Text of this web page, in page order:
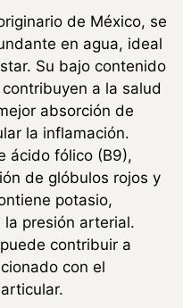
de México, se
en agua, ideal
Su bajo contenido
a la salud
absorción de
la inflamación.
ácido fólico (B9),
de glóbulos rojos y
potasio,
presión arterial.
contribuir a
con el